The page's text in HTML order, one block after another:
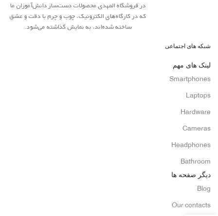
در فروشگاه المهدی محصولات دست‌ساز دانش‌آموزان ما
که در کارگاه‌های الکترونیک، چوب و چرم با دقت و عشق
ساخته شده‌اند، به نمایش گذاشته می‌شود.
شبکه های اجتماعی
لینک های مهم
Smartphones
Laptops
Hardware
Cameras
Headphones
Bathroom
دیگر صفحه ها
Blog
Our contacts